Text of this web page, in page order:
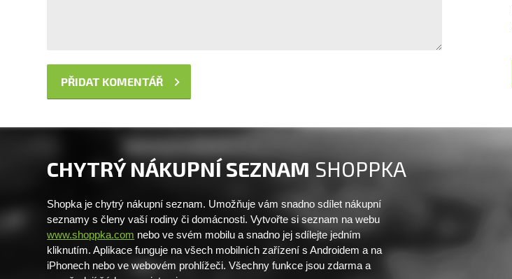
CHYTRÝ NÁKUPNÍ SEZNAM SHOPPKA
Shopka je chytrý nákupní seznam. Umožňuje vám snadno sdílet nákupní
seznamy s členy vaší rodiny či domácnosti. Vytvořte si seznam na webu
www.shoppka.com nebo ve svém mobilu a snadno jej sdílejte jedním
kliknutím. Aplikace funguje na všech mobilních zařízení s Androidem a na
iPhonech nebo ve webovém prohlížeči. Všechny funkce jsou zdarma a